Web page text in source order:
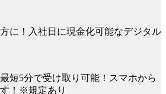
に！入社日に現金化可能なデジタル
短5分で受け取り可能！スマホから
！※規定あり